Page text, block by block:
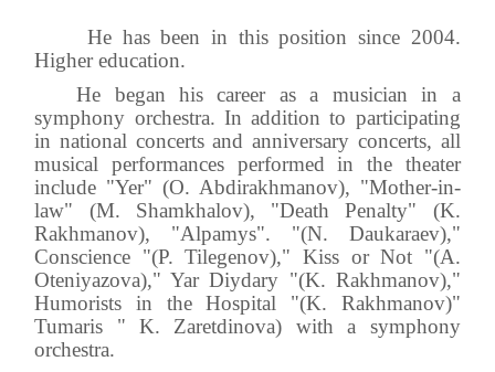
He has been in this position since 2004.
Higher education.
He began his career as a musician in a
symphony orchestra. In addition to participating
in national concerts and anniversary concerts, all
musical performances performed in the theater
include "Yer" (O. Abdirakhmanov), "Mother-in-
law" (M. Shamkhalov), "Death Penalty" (K.
Rakhmanov), "Alpamys". "(N. Daukaraev),"
Conscience "(P. Tilegenov)," Kiss or Not "(A.
Oteniyazova)," Yar Diydary "(K. Rakhmanov),"
Humorists in the Hospital "(K. Rakhmanov)"
Tumaris " K. Zaretdinova) with a symphony
orchestra.